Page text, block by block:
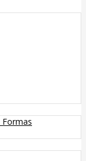
Formas